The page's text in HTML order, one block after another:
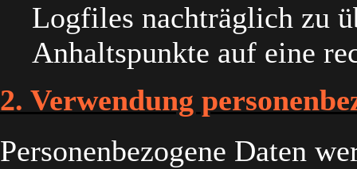
Logfiles nachträglich zu
Anhaltspunkte auf eine
2. Verwendung
Personenbezogene Daten